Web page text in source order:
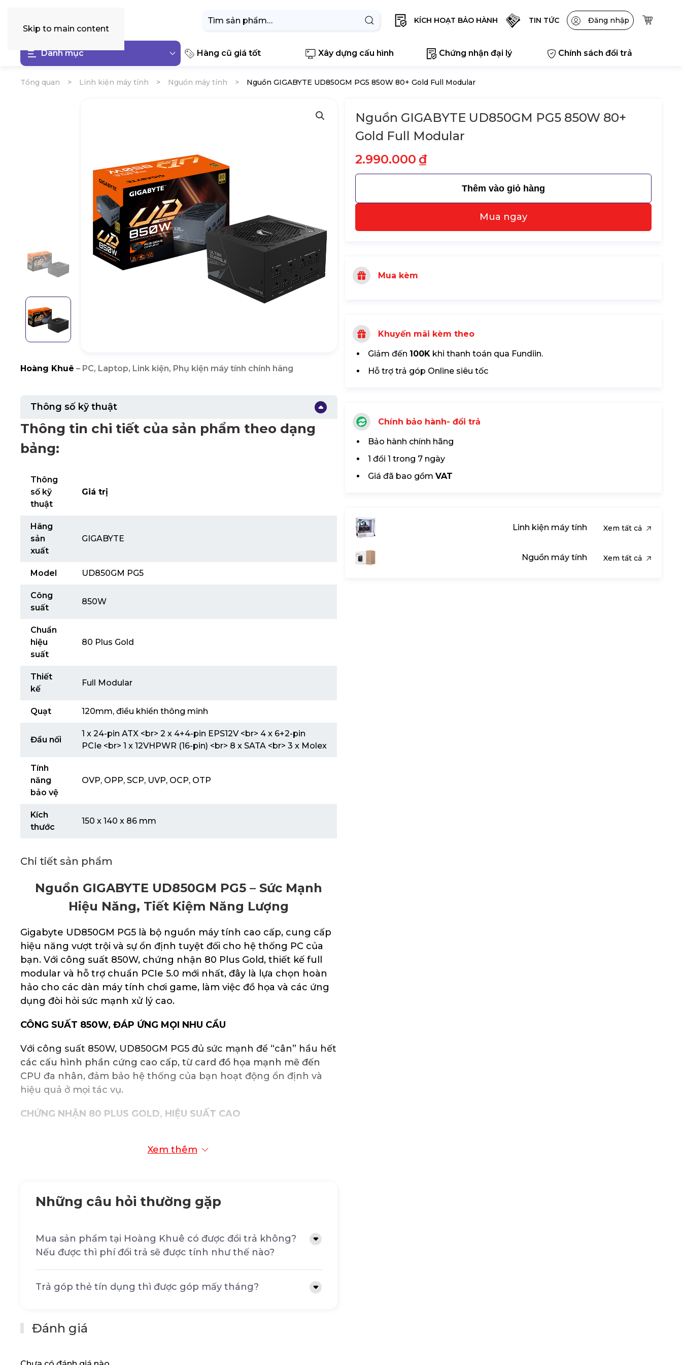
Skip to main content
Tìm
KÍCH HOẠT BẢO HÀNH TIN TỨC Đăng nhập
Danh mục Hàng cũ giá tốt Xây dựng cấu hình Chứng nhận đại lý Chính sách đổi trả
Tổng quan Linh kiện máy tính Nguồn máy tính Nguồn GIGABYTE UD850GM PG5 850W 80+ Gold Full Modular
Hoàng Khuê – PC, Laptop, Link kiện, Phụ kiện máy tính chính hãng
Thông số kỹ thuật
Thông tin chi tiết của sản phẩm theo dạng
bảng:
Thông
số kỹ
thuật
Giá trị
Hãng
sản
xuất
GIGABYTE
Model UD850GM PG5
Công
suất
850W
Chuẩn
hiệu
suất
80 Plus Gold
Thiết
kế
Full Modular
Quạt 120mm, điều khiển thông minh
Đầu nối
1 x 24-pin ATX <br> 2 x 4+4-pin EPS12V <br> 4 x 6+2-pin
PCIe <br> 1 x 12VHPWR (16-pin) <br> 8 x SATA <br> 3 x Molex
Tính
năng
bảo vệ
OVP, OPP, SCP, UVP, OCP, OTP
Kích
thước
150 x 140 x 86 mm
Chi tiết sản phẩm
Nguồn GIGABYTE UD850GM PG5 – Sức Mạnh
Hiệu Năng, Tiết Kiệm Năng Lượng
Gigabyte UD850GM PG5 là bộ nguồn máy tính cao cấp, cung cấp
hiệu năng vượt trội và sự ổn định tuyệt đối cho hệ thống PC của
bạn. Với công suất 850W, chứng nhận 80 Plus Gold, thiết kế full
modular và hỗ trợ chuẩn PCIe 5.0 mới nhất, đây là lựa chọn hoàn
hảo cho các dàn máy tính chơi game, làm việc đồ họa và các ứng
dụng đòi hỏi sức mạnh xử lý cao.
CÔNG SUẤT 850W, ĐÁP ỨNG MỌI NHU CẦU
Với công suất 850W, UD850GM PG5 đủ sức mạnh để “cân” hầu hết
các cấu hình phần cứng cao cấp, từ card đồ họa mạnh mẽ đến
CPU đa nhân, đảm bảo hệ thống của bạn hoạt động ổn định và
hiệu quả ở mọi tác vụ.
CHỨNG NHẬN 80 PLUS GOLD, HIỆU SUẤT CAO
năng lên đến 90% ở mức tải 50%, giảm thiểu thất thoát năng
Thiết kế full modular cho phép bạn chỉ sử dụng các dây cáp cần
thiết, giúp giảm thiểu sự lộn xộn bên trong case máy tính và tối ưu
luồng không khí. Bạn có thể dễ dàng lắp đặt và thay thế các dây
cáp, tạo nên một hệ thống gọn gàng và thẩm mỹ.
UD850GM PG5 được trang bị đầu nối 12VHPWR 16 chân, tương
Xem thêm
Những câu hỏi thường gặp
Mua sản phẩm tại Hoàng Khuê có được đổi trả không?
Nếu được thì phí đổi trả sẽ được tính như thế nào?
Trả góp thẻ tín dụng thì được góp mấy tháng?
Đánh giá
Nguồn GIGABYTE UD850GM PG5 850W 80+
Gold Full Modular
2.990.000 ₫
Thêm vào giỏ hàng
Mua ngay
Mua kèm
Khuyến mãi kèm theo
Giảm đến 100K khi thanh toán qua Fundiin.
Hỗ trợ trả góp Online siêu tốc
Chính bảo hành- đổi trả
Bảo hành chính hãng
1 đổi 1 trong 7 ngày
Giá đã bao gồm VAT
Linh kiện máy tính Xem tất cả
Nguồn máy tính Xem tất cả